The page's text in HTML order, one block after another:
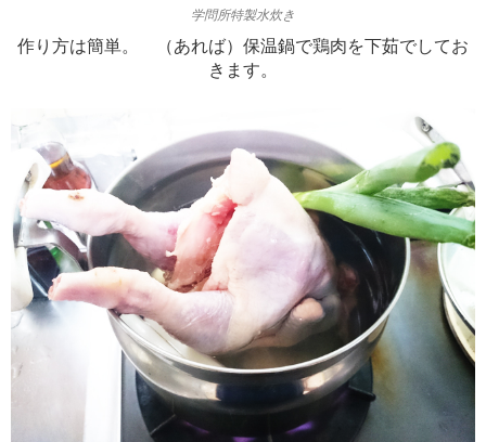
学問所特製水炊き
作り方は簡単。 （あれば）保温鍋で鶏肉を下茹でしてお
きます。